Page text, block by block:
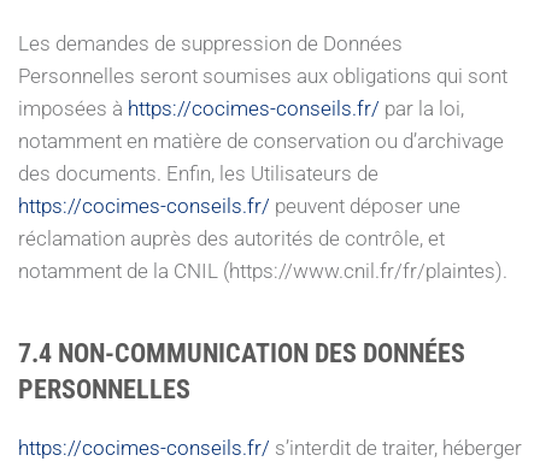
Les demandes de suppression de Données
Personnelles seront soumises aux obligations qui sont
imposées à https://cocimes-conseils.fr/ par la loi,
notamment en matière de conservation ou d’archivage
des documents. Enfin, les Utilisateurs de
https://cocimes-conseils.fr/ peuvent déposer une
réclamation auprès des autorités de contrôle, et
notamment de la CNIL (https://www.cnil.fr/fr/plaintes).
7.4 NON-COMMUNICATION DES DONNÉES
PERSONNELLES
https://cocimes-conseils.fr/ s’interdit de traiter, héberger